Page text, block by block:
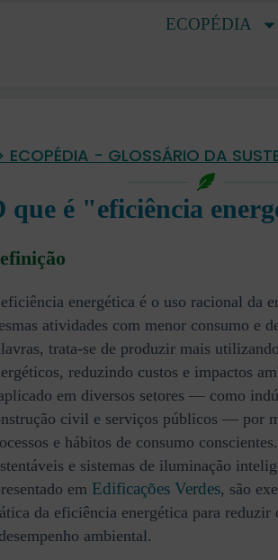
ECOPÉDIA
ECOPÉDIA - GLOSSÁRIO DA
que é "eficiência
energética é o uso racional da
atividades com menor consumo e
trata-se de produzir mais
reduzindo custos e impactos
em diversos setores — como
civil e serviços públicos — por
e hábitos de consumo
e sistemas de iluminação
em Edificações Verdes, são
da eficiência energética para reduzir
ambiental.